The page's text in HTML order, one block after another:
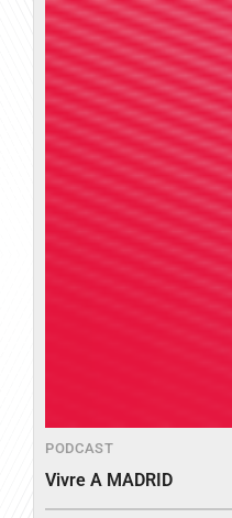
PODCAST
Vivre A MADRID